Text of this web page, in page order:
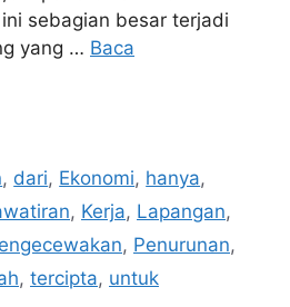
sebagian besar terjadi
yang … Baca
, dari, Ekonomi, hanya,
, Kerja, Lapangan,
, Penurunan,
, tercipta, untuk